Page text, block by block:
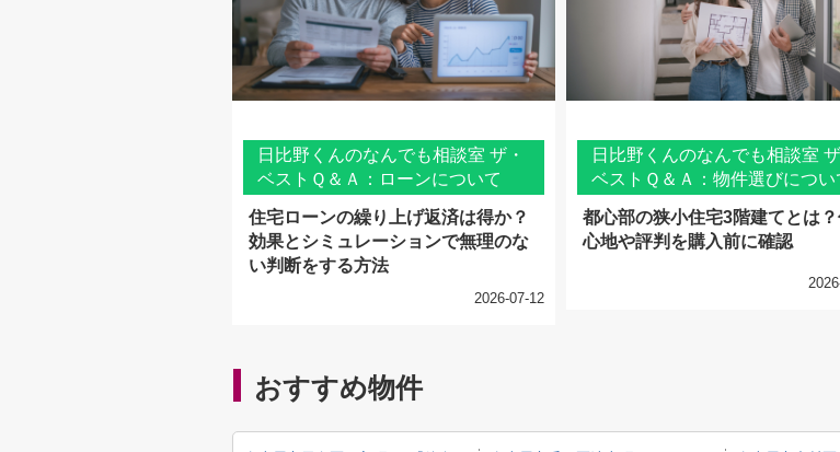
日比野くんのなんでも相談室 ザ・
ベストＱ＆Ａ：ローンについて
住宅ローンの繰り上げ返済は得か？
効果とシミュレーションで無理のな
い判断をする方法
2026-07-12
日比野くんのなんでも相談室 ザ
ベストＱ＆Ａ：物件選びについ
都心部の狭小住宅3階建てとは
心地や評判を購入前に確認
おすすめ物件